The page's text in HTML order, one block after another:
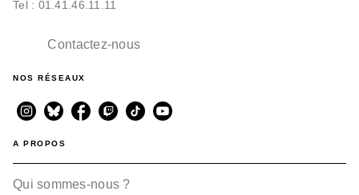
Vincent Terrisse
04/06/2014
Tel : 01.41.46.11.11
Contactez-nous
NOS RÉSEAUX
A PROPOS
Qui sommes-nous ?